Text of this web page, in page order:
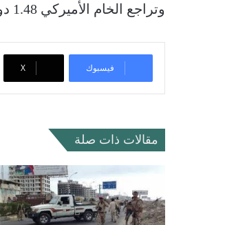
وتراجع الخام الأميركي 1.48 دولار أو 2.4% إلى 59.49 دولار للبرميل.
فيسبوك ‫X
مقالات ذات صلة